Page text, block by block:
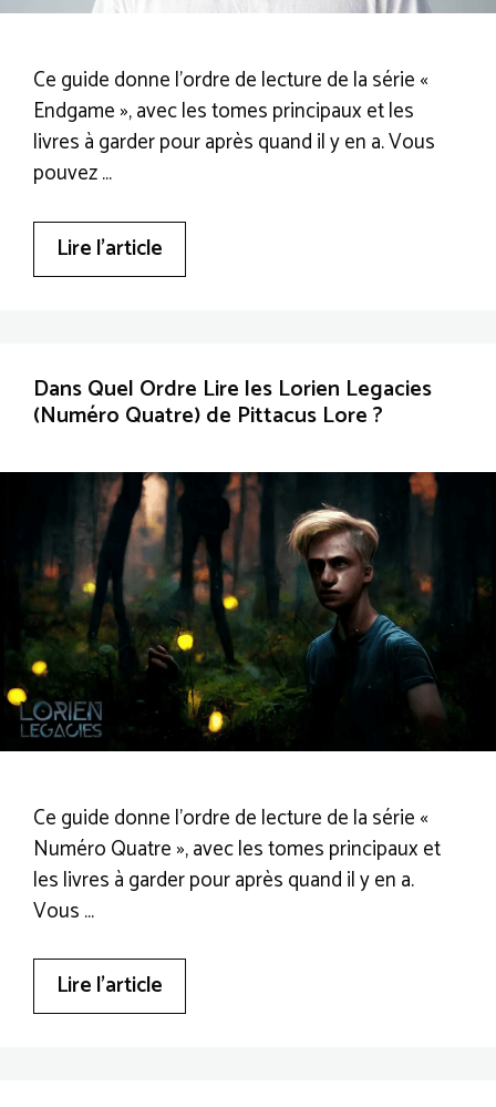
Ce guide donne l’ordre de lecture de la série «
Endgame », avec les tomes principaux et les
livres à garder pour après quand il y en a. Vous
pouvez …
Lire l’article
Dans Quel Ordre Lire les Lorien Legacies
(Numéro Quatre) de Pittacus Lore ?
Ce guide donne l’ordre de lecture de la série «
Numéro Quatre », avec les tomes principaux et
les livres à garder pour après quand il y en a.
Vous …
Lire l’article